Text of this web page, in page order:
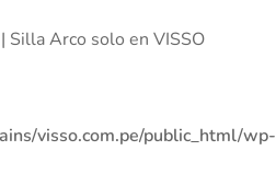
Arco solo en VISSO
visso.com.pe/public_html/wp-